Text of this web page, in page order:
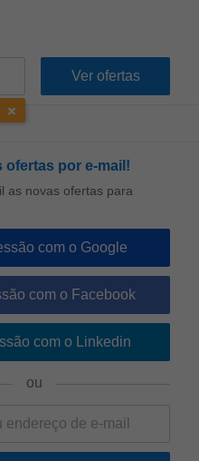
ofertas por e-mail!
as novas ofertas para
com o Google
com o Facebook
com o Linkedin
ou